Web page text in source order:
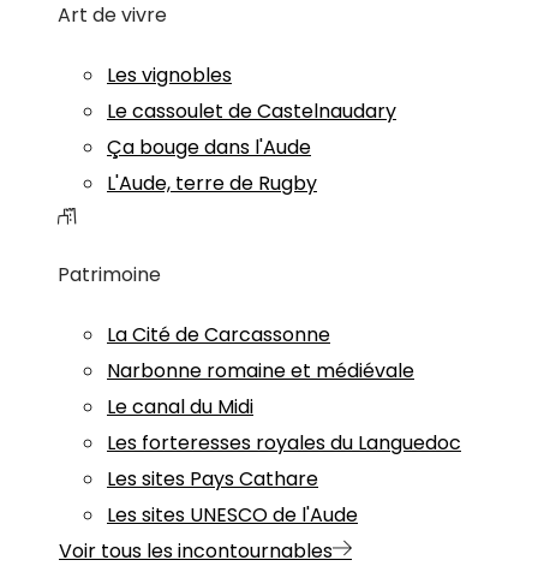
Art de vivre
Les vignobles
Le cassoulet de Castelnaudary
Ça bouge dans l'Aude
L'Aude, terre de Rugby
Patrimoine
La Cité de Carcassonne
Narbonne romaine et médiévale
Le canal du Midi
Les forteresses royales du Languedoc
Les sites Pays Cathare
Les sites UNESCO de l'Aude
Voir tous les incontournables